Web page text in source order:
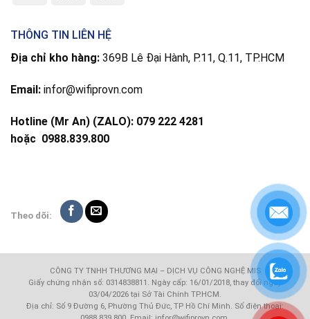
THÔNG TIN LIÊN HỆ
Địa chỉ kho hàng: 369B Lê Đại Hành, P.11, Q.11, TP.HCM
Email: infor@wifiprovn.com
Hotline (Mr An) (ZALO): 079 222 4281
hoặc 0988.839.800
Theo dõi:
CÔNG TY TNHH THƯƠNG MẠI – DỊCH VỤ CÔNG NGHỆ MIS
Giấy chứng nhận số: 0314838811. Ngày cấp: 16/01/2018, thay đổi ngày
03/04/2026 tại Sở Tài Chính TP.HCM.
Địa chỉ: Số 9 Đường 6, Phường Thủ Đức, TP Hồ Chí Minh. Số điện thoại: